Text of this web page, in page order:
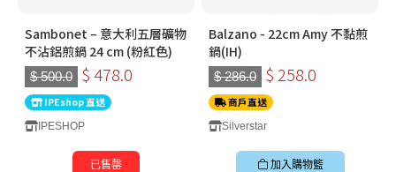
Sambonet – 意大利五層礦物
不沾鋁煎鍋 24 cm (粉紅色)
$ 500.0 $ 478.0
IPEshop 直送
IPESHOP
已售罄
Balzano - 22cm Amy 不黏煎
鍋(IH)
$ 286.0 $ 258.0
商戶直送
Silverstar
加入購物籃